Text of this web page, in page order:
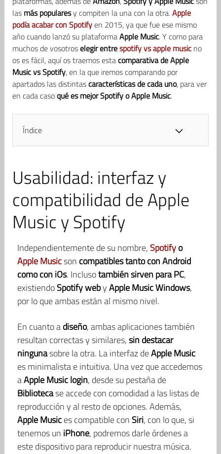
las más popularesy compiten la una con la otra.Apple
podía acabar con Spotifyen 2015, ya que fue ese mismo
año cuando lanzó su plataformaApple Music. Y como para
muchos de vosotroselegir entrespotify vs apple musicno
os es fácil, aquí os traemos estacomparativa de Apple
Music vs Spotify, en la que iremos comparando por
apartados las distintascaracterísticas de cada uno, para ver
en cada casoqué es mejor Spotify o Apple Music.
Índice
Usabilidad: interfaz y
compatibilidad de Apple
Music y Spotify
Independientemente de su nombre, Spotifyo
Apple Musicson compatibles tanto con Android
como con iOs. Inclusotambién sirven para PC,
existiendoSpotify webyApple Music Windows,
por lo que ambas están al mismo nivel.
En cuanto adiseño, ambas aplicaciones también
resultan correctas y similares,sin destacar
ningunasobre la otra. La interfaz deApple Music
es minimalista e intuitiva. Una vez que accedemos
aApple Music login, desde su pestaña de
Bibliotecase accede con comodidad a las listas de
reproducción y al resto de opciones. Además,
Apple Musices compatible con Siri, con lo que, si
tenemos un iPhone, podremos darle órdenes a
este dispositivo para reproducir nuestra música.